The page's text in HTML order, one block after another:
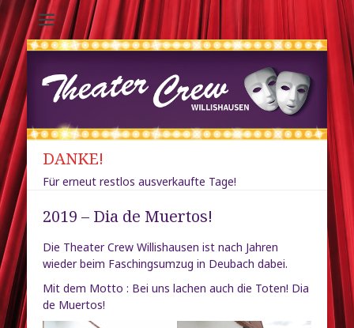
Theater-Crew
Willishausen /
Diedorf
DANKE!
Für erneut restlos ausverkaufte Tage!
2019 – Dia de Muertos!
Die Theater Crew Willishausen ist nach Jahren
wieder beim Faschingsumzug in Deubach dabei.
Mit dem Motto : Bei uns lachen auch die Toten! Dia
de Muertos!